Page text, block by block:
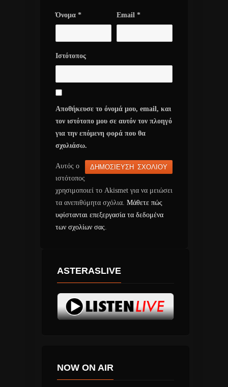
Όνομα * Email *
Ιστότοπος
Αποθήκευσε το όνομά μου, email, και
τον ιστότοπο μου σε αυτόν τον πλοηγό
για την επόμενη φορά που θα
σχολιάσω.
Αυτός ο
ιστότοπος
χρησιμοποιεί το Akismet για να μειώσει
τα ανεπιθύμητα σχόλια. Μάθετε πώς
υφίστανται επεξεργασία τα δεδομένα
των σχολίων σας
ASTERASLIVE
NOW ON AIR